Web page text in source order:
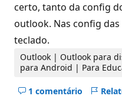
t
ç
o
certo, tanto da config
outlook. Nas config
teclado.
Outlook | Outlook para
para Android | Para
1 comentário